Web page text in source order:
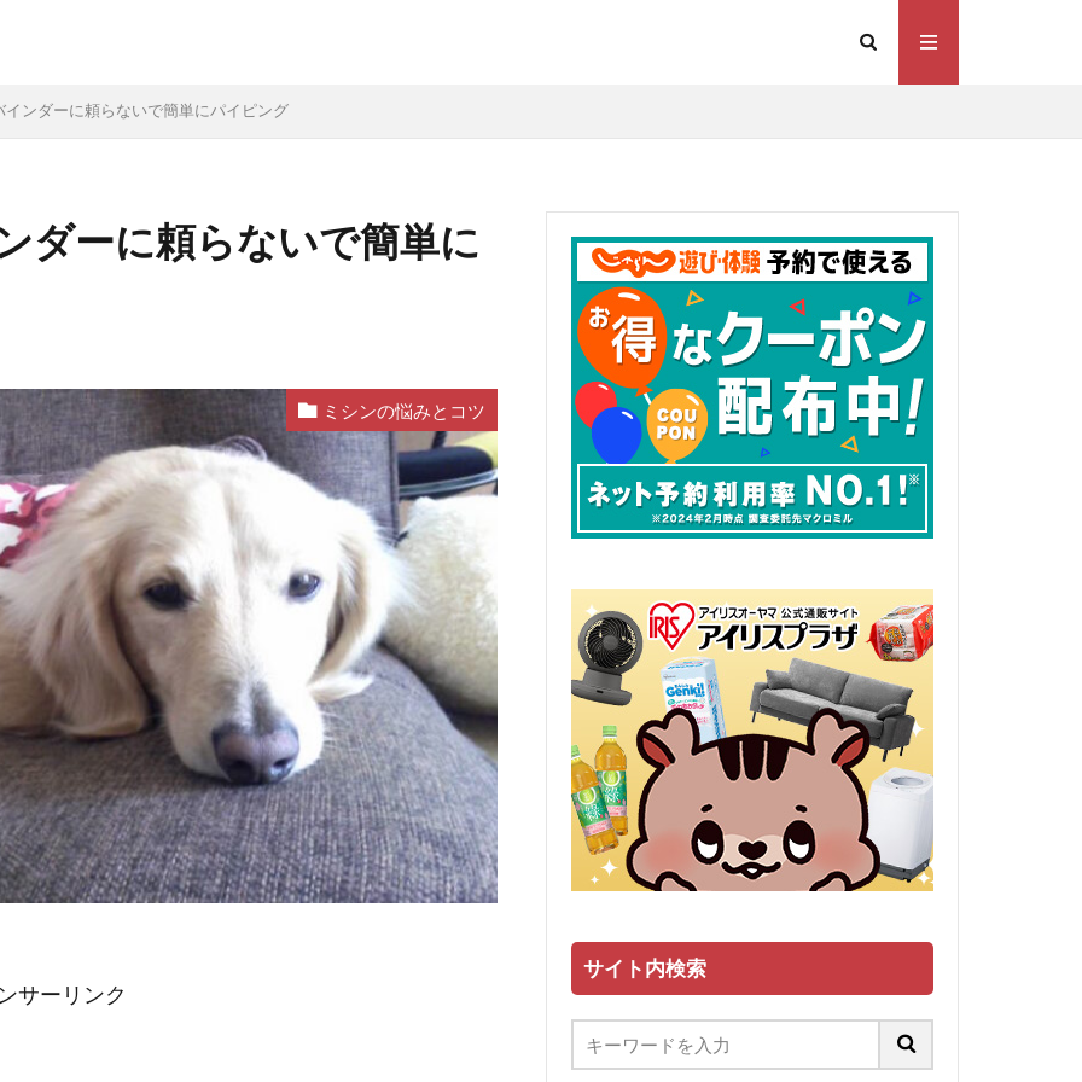
ンダーに頼らないで簡単にパイピング
ダーに頼らないで簡単に
ミシンの悩みとコツ
サーリンク
サイト内検索